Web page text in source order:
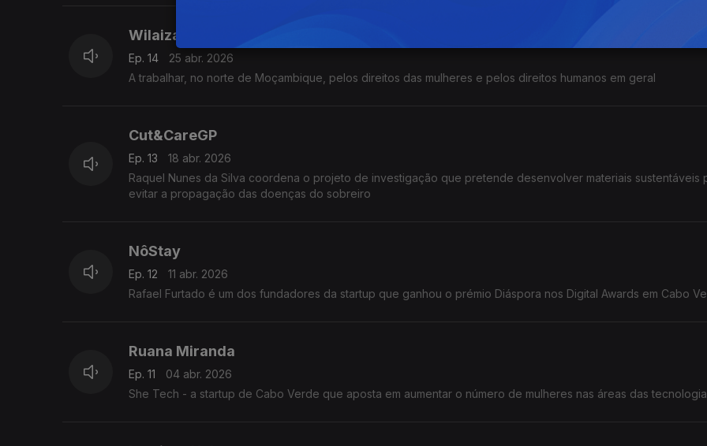
Wilaiza Nipuete
Ep. 14
25 abr. 2026
A trabalhar, no norte de Moçambique, pelos direitos das mulheres e pelos direitos humanos em geral
Cut&CareGP
Ep. 13
18 abr. 2026
Raquel Nunes da Silva coordena o projeto de investigação que pretende desenvolver materiais sustentáveis
evitar a propagação das doenças do sobreiro
NôStay
Ep. 12
11 abr. 2026
Rafael Furtado é um dos fundadores da startup que ganhou o prémio Diáspora nos Digital Awards em Cabo
Ruana Miranda
Ep. 11
04 abr. 2026
She Tech - a startup de Cabo Verde que aposta em aumentar o número de mulheres nas áreas das